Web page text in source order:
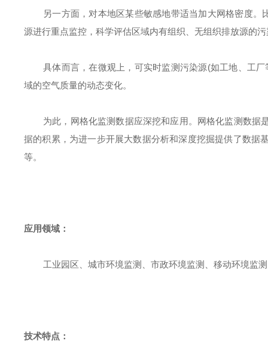
另一方面，对本地区某些敏感地带适当加大网格密度
源进行重点监控，科学评估区域内有组织、无组织排放源的
具体而言，在微观上，可实时监测污染源(如工地、工
域的空气质量的动态变化。
为此，网格化监测数据应深挖和应用。网格化监测数据
据的积累，为进一步开展大数据分析和深度挖掘提供了数据
等。
应用领域 ：
工业园区、城市环境监测、市政环境监测、移动环境监
技术特点：